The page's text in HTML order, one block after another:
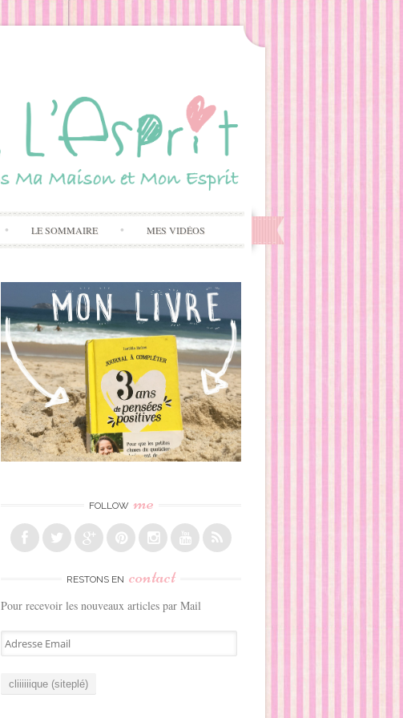
LE SOMMAIRE MES VIDÉOS
FOLLOW me
RESTONS EN contact
Pour recevoir les nouveaux articles par Mail
A
d